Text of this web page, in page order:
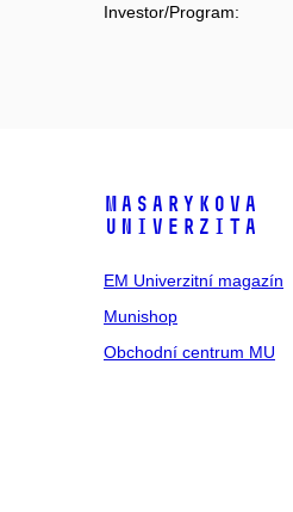
Investor/Program:
Masarykova
univerzita
EM Univerzitní magazín
Munishop
Obchodní centrum MU